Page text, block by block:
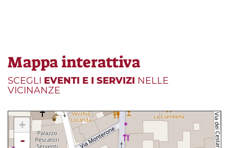
Mappa interattiva
SCEGLI EVENTI E I SERVIZI NELLE
VICINANZE
+
-